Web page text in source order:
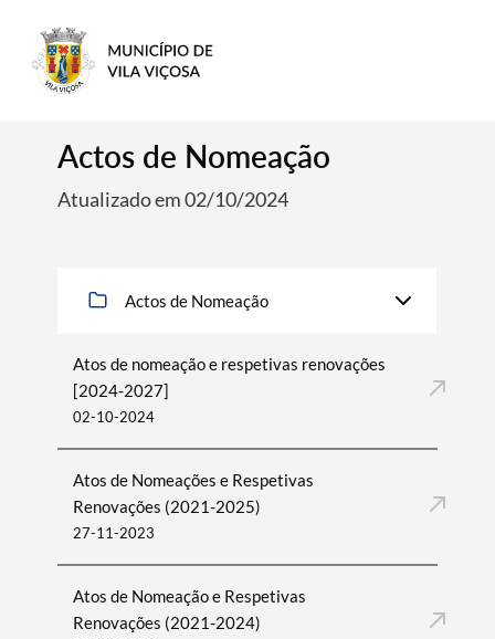
Actos de Nomeação
Atualizado em 02/10/2024
Actos de Nomeação
Atos de nomeação e respetivas renovações
[2024-2027]
02-10-2024
Atos de Nomeações e Respetivas
Renovações (2021-2025)
27-11-2023
Atos de Nomeação e Respetivas
Renovações (2021-2024)